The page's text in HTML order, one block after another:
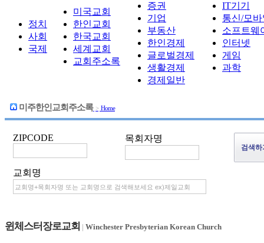
정치
사회
국제
미국교회
한인교회
한국교회
세계교회
교회주소록
증권
기업
부동산
한인경제
글로벌경제
생활경제
경제일반
IT기기
통신/모
소프트웨
인터넷
게임
과학
미주한인교회주소록 > Home
ZIPCODE 목회자명
교회명
윈체스터장로교회 | Winchester Presbyterian Korean Church